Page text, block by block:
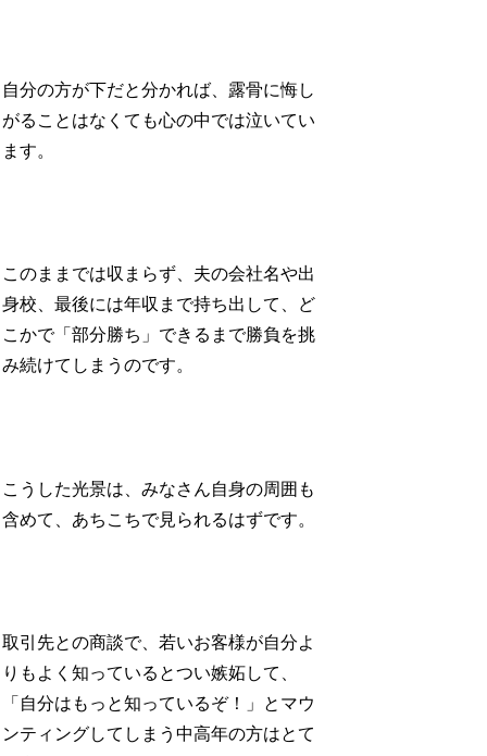
自分の方が下だと分かれば、露骨に悔し
がることはなくても心の中では泣いてい
ます。
このままでは収まらず、夫の会社名や出
身校、最後には年収まで持ち出して、ど
こかで「部分勝ち」できるまで勝負を挑
み続けてしまうのです。
こうした光景は、みなさん自身の周囲も
含めて、あちこちで見られるはずです。
取引先との商談で、若いお客様が自分よ
りもよく知っているとつい嫉妬して、
「自分はもっと知っているぞ！」とマウ
ンティングしてしまう中高年の方はとて